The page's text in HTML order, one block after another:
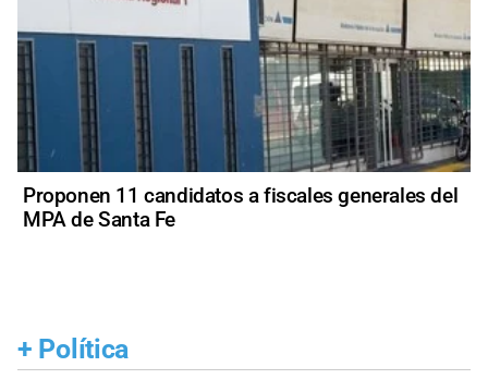
Proponen 11 candidatos a fiscales generales del
MPA de Santa Fe
+ Política